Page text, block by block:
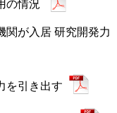
の情況
関が入居 研究開発力
を引き出す